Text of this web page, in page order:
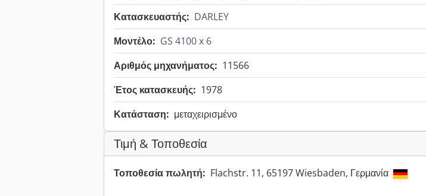
Κατασκευαστής: DARLEY
Μοντέλο: GS 4100 x 6
Αριθμός μηχανήματος: 11566
Έτος κατασκευής: 1978
Κατάσταση: μεταχειρισμένο
Τιμή & Τοποθεσία
Τοποθεσία πωλητή: Flachstr. 11, 65197 Wiesbaden, Γερμανία